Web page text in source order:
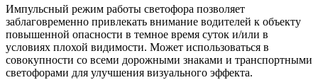
Импульсный режим работы светофора позволяет
заблаговременно привлекать внимание водителей к объекту
повышенной опасности в темное время суток и/или в
условиях плохой видимости. Может использоваться в
совокупности со всеми дорожными знаками и транспортными
светофорами для улучшения визуального эффекта.